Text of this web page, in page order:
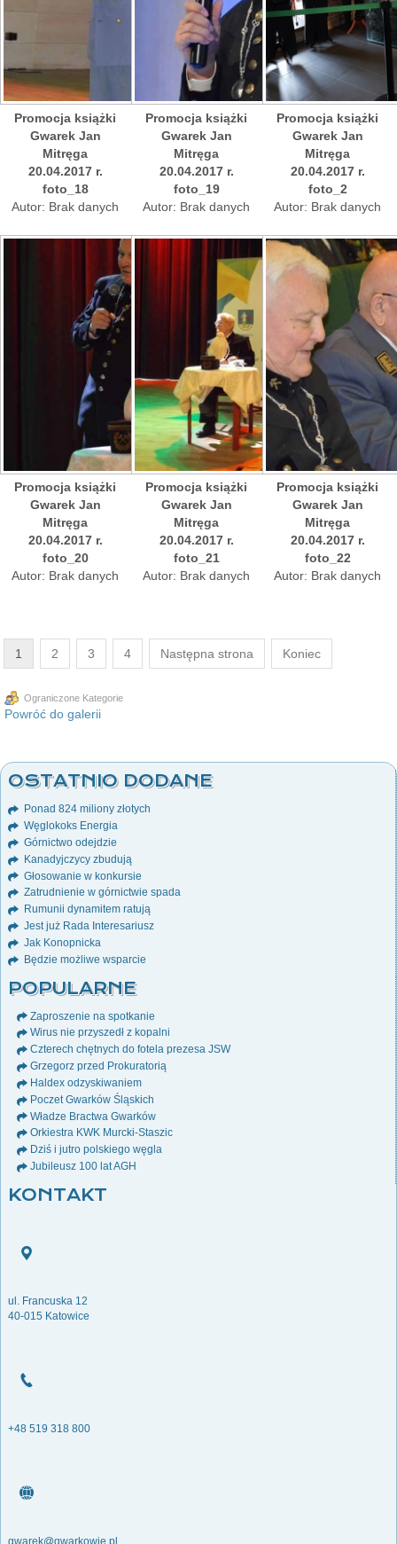
Promocja książki
Gwarek Jan
Mitręga
20.04.2017 r.
foto_18
Autor: Brak danych
Promocja książki
Gwarek Jan
Mitręga
20.04.2017 r.
foto_19
Autor: Brak danych
Promocja książki
Gwarek Jan
Mitręga
20.04.2017 r.
foto_2
Autor: Brak danych
Promocja książki
Gwarek Jan
Mitręga
20.04.2017 r.
foto_20
Autor: Brak danych
Promocja książki
Gwarek Jan
Mitręga
20.04.2017 r.
foto_21
Autor: Brak danych
Promocja książki
Gwarek Jan
Mitręga
20.04.2017 r.
foto_22
Autor: Brak danych
1 2 3 4 Następna strona Koniec
Ograniczone Kategorie
Powróć do galerii
OSTATNIO DODANE
Ponad 824 miliony złotych
Węglokoks Energia
Górnictwo odejdzie
Kanadyjczycy zbudują
Głosowanie w konkursie
Zatrudnienie w górnictwie spada
Rumunii dynamitem ratują
Jest już Rada Interesariusz
Jak Konopnicka
Będzie możliwe wsparcie
POPULARNE
Zaproszenie na spotkanie
Wirus nie przyszedł z kopalni
Czterech chętnych do fotela prezesa JSW
Grzegorz przed Prokuratorią
Haldex odzyskiwaniem
Poczet Gwarków Śląskich
Władze Bractwa Gwarków
Orkiestra KWK Murcki-Staszic
Dziś i jutro polskiego węgla
Jubileusz 100 lat AGH
KONTAKT
ul. Francuska 12
40-015 Katowice
+48 519 318 800
gwarek@gwarkowie.pl